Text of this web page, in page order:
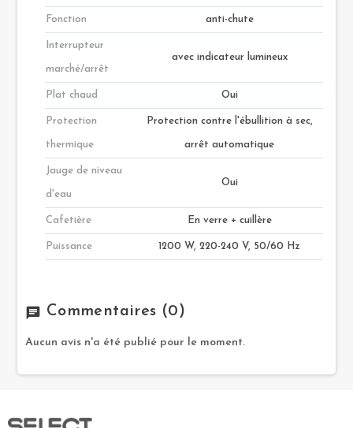
Fonction anti-chute
Interrupteur
marché/arrêt
avec indicateur lumineux
Plat chaud Oui
Protection
thermique
Protection contre l'ébullition à sec,
arrêt automatique
Jauge de niveau
d'eau
Oui
Cafetière En verre + cuillère
Puissance 1200 W, 220-240 V, 50/60 Hz
chat Commentaires (0)
Aucun avis n'a été publié pour le moment.